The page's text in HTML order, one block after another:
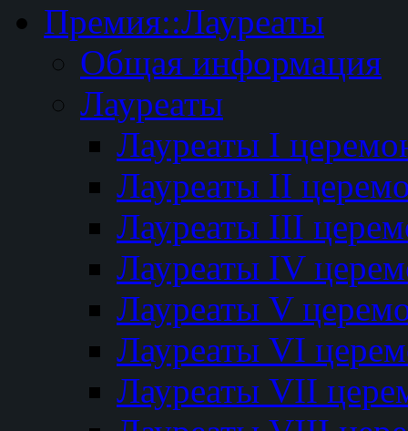
Премия::Лауреаты
Общая информация
Лауреаты
Лауреаты I
Лауреаты II
Лауреаты III
Лауреаты IV
Лауреаты V
Лауреаты VI
Лауреаты VII